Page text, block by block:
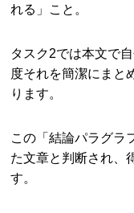
れる」こと。
タスク2では本文で
度それを簡潔にまと
ります。
この「結論パラグラ
た文章と判断され、
す。